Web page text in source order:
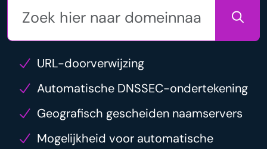
URL-doorverwijzing
Automatische DNSSEC-ondertekening
Geografisch gescheiden naamservers
Mogelijkheid voor automatische